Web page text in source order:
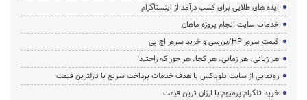
ایده های طلایی برای کسب درآمد از اینستاگرام
خدمات سایت انجام پروژه ماهان
قیمت سرور HP/بررسی و خرید سرور اچ پی
هر زبانی، هر زمانی، هر کجا، هر جور که راحتید!
رونمایی از سایت بلوباکس با هدف خدمات پرداخت سریع با نازلترین قیمت
خرید تلگرام پرمیوم با ارزان ترین قیمت